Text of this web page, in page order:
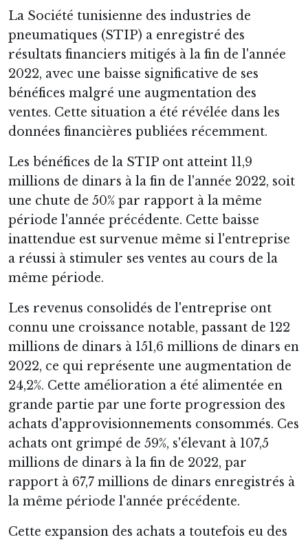
La Société tunisienne des industries de
pneumatiques (STIP) a enregistré des
résultats financiers mitigés à la fin de l'année
2022, avec une baisse significative de ses
bénéfices malgré une augmentation des
ventes. Cette situation a été révélée dans les
données financières publiées récemment.
Les bénéfices de la STIP ont atteint 11,9
millions de dinars à la fin de l'année 2022, soit
une chute de 50% par rapport à la même
période l'année précédente. Cette baisse
inattendue est survenue même si l'entreprise
a réussi à stimuler ses ventes au cours de la
même période.
Les revenus consolidés de l'entreprise ont
connu une croissance notable, passant de 122
millions de dinars à 151,6 millions de dinars en
2022, ce qui représente une augmentation de
24,2%. Cette amélioration a été alimentée en
grande partie par une forte progression des
achats d'approvisionnements consommés. Ces
achats ont grimpé de 59%, s'élevant à 107,5
millions de dinars à la fin de 2022, par
rapport à 67,7 millions de dinars enregistrés à
la même période l'année précédente.
Cette expansion des achats a toutefois eu des